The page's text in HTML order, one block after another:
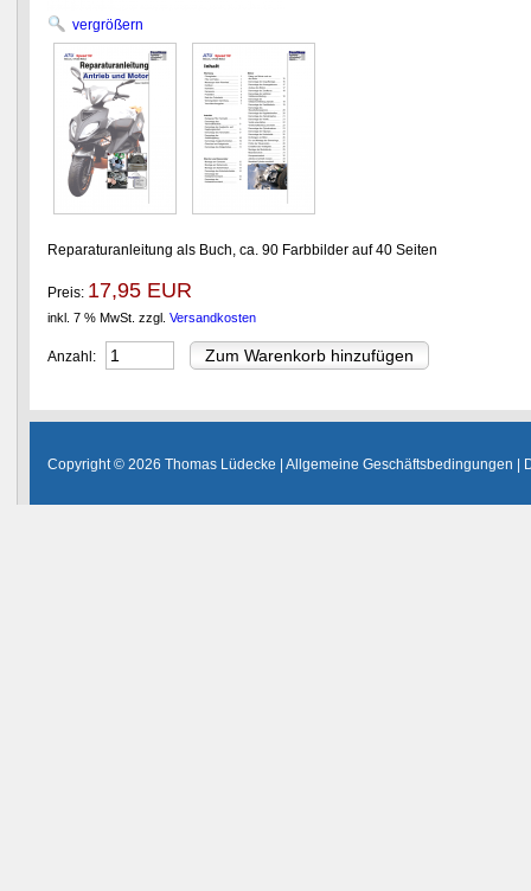
vergrößern
Reparaturanleitung als Buch, ca. 90 Farbbilder auf 40 Seiten
Preis: 17,95 EUR
inkl. 7 % MwSt. zzgl. Versandkosten
Anzahl:
Copyright © 2026 Thomas Lüdecke | Allgemeine Geschäftsbedingungen